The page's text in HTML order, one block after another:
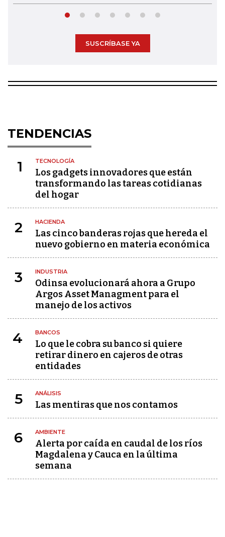
SUSCRÍBASE YA
TENDENCIAS
1 TECNOLOGÍA
Los gadgets innovadores que están
transformando las tareas cotidianas
del hogar
2 HACIENDA
Las cinco banderas rojas que hereda el
nuevo gobierno en materia económica
3 INDUSTRIA
Odinsa evolucionará ahora a Grupo
Argos Asset Managment para el
manejo de los activos
4 BANCOS
Lo que le cobra su banco si quiere
retirar dinero en cajeros de otras
entidades
5 ANÁLISIS
Las mentiras que nos contamos
6 AMBIENTE
Alerta por caída en caudal de los ríos
Magdalena y Cauca en la última
semana